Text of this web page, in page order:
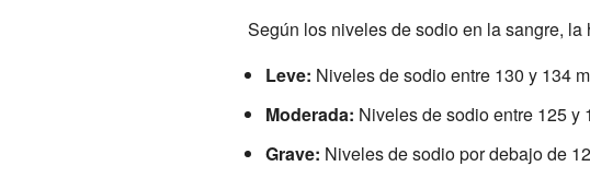
Según los niveles de sodio en la sangre,
Leve: Niveles de sodio entre 130 y 134
Moderada: Niveles de sodio entre 125 y
Grave: Niveles de sodio por debajo de